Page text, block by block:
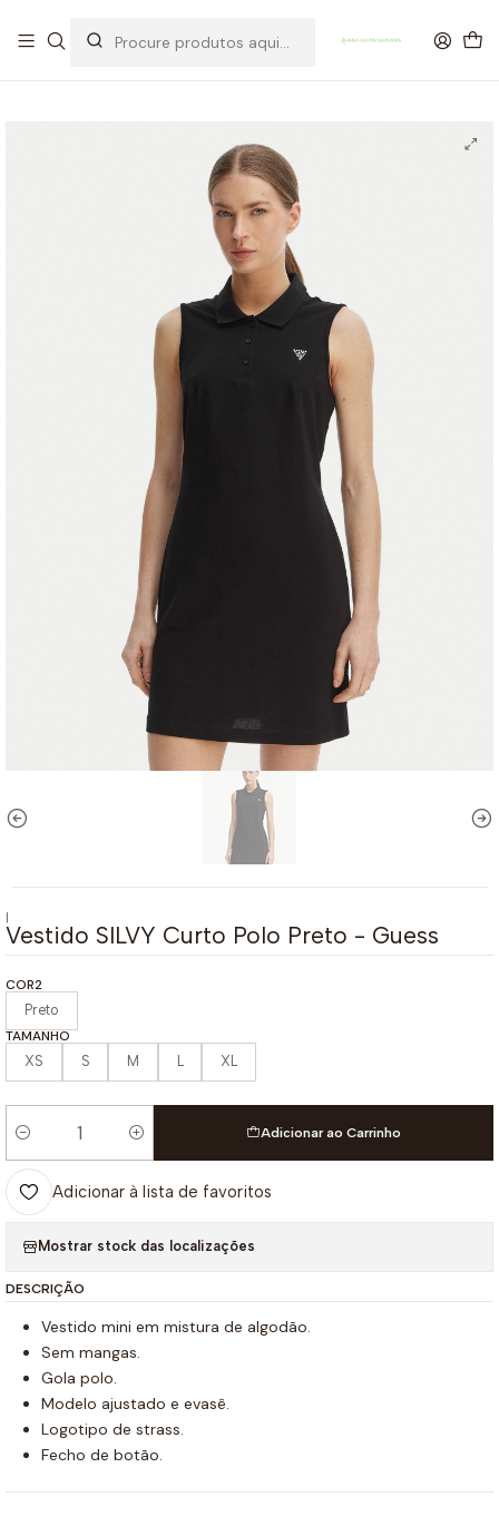
OFERTA DE PORTES DE ENVIO em compras para Portugal superiores a
80€ de artigos sem promoção
|
Vestido SILVY Curto Polo Preto - Guess
COR2
Preto
TAMANHO
XS S M L XL
Quantidade
Adicionar ao Carrinho
Adicionar à lista de favoritos
Mostrar stock das localizações
DESCRIÇÃO
Vestido mini em mistura de algodão.
Sem mangas.
Gola polo.
Modelo ajustado e evasê.
Logotipo de strass.
Fecho de botão.